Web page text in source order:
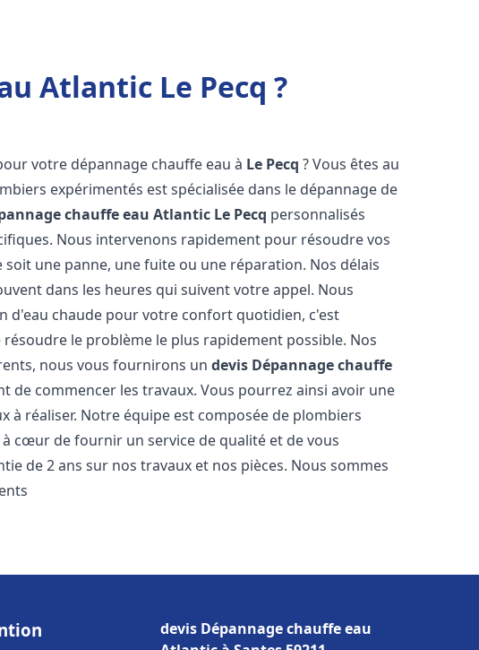
Atlantic Le Pecq ?
votre dépannage chauffe eau à Le Pecq ? Vous êtes au
expérimentés est spécialisée dans le dépannage de
chauffe eau Atlantic Le Pecq personnalisés
Nous intervenons rapidement pour résoudre vos
une panne, une fuite ou une réparation. Nos délais
dans les heures qui suivent votre appel. Nous
d'eau chaude pour votre confort quotidien, c'est
le problème le plus rapidement possible. Nos
nous vous fournirons undevis Dépannage chauffe
de commencer les travaux. Vous pourrez ainsi avoir une
à réaliser. Notre équipe est composée de plombiers
cœur de fournir un service de qualité et de vous
de 2 ans sur nos travaux et nos pièces. Nous sommes
devis Dépannage chauffe eau